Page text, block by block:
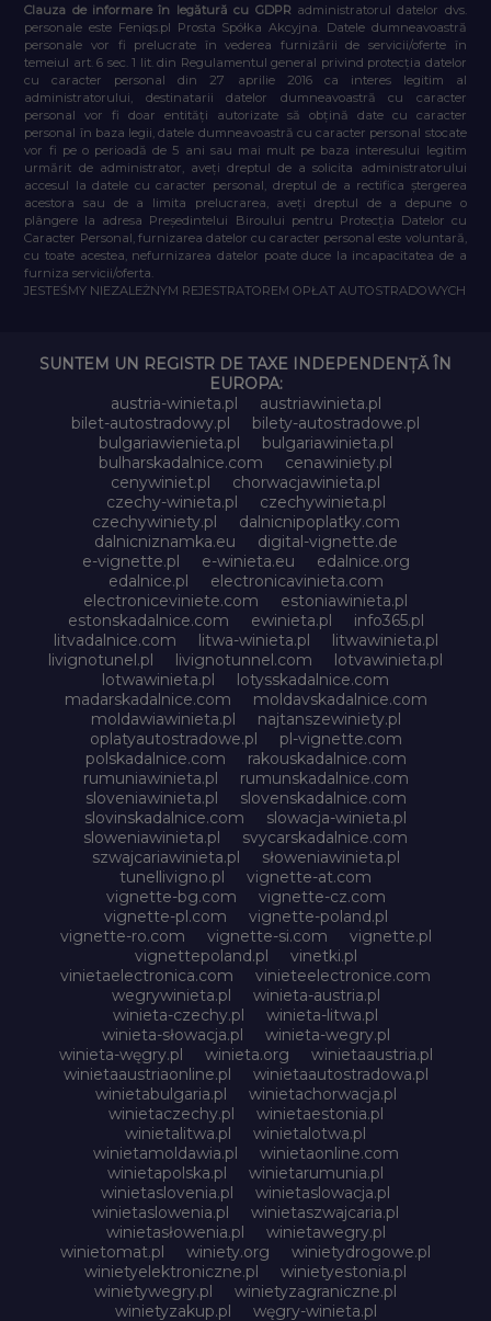
Clauza de informare în legătură cu GDPR administratorul datelor dvs.
personale este Feniqs.pl Prosta Spółka Akcyjna. Datele dumneavoastră
personale vor fi prelucrate în vederea furnizării de servicii/oferte în
temeiul art. 6 sec. 1 lit. din Regulamentul general privind protecția datelor
cu caracter personal din 27 aprilie 2016 ca interes legitim al
administratorului, destinatarii datelor dumneavoastră cu caracter
personal vor fi doar entități autorizate să obțină date cu caracter
personal în baza legii, datele dumneavoastră cu caracter personal stocate
vor fi pe o perioadă de 5 ani sau mai mult pe baza interesului legitim
urmărit de administrator, aveți dreptul de a solicita administratorului
accesul la datele cu caracter personal, dreptul de a rectifica ștergerea
acestora sau de a limita prelucrarea, aveți dreptul de a depune o
plângere la adresa Președintelui Biroului pentru Protecția Datelor cu
Caracter Personal, furnizarea datelor cu caracter personal este voluntară,
cu toate acestea, nefurnizarea datelor poate duce la incapacitatea de a
furniza servicii/oferta.
JESTEŚMY NIEZALEŻNYM REJESTRATOREM OPŁAT AUTOSTRADOWYCH
SUNTEM UN REGISTR DE TAXE INDEPENDENȚĂ ÎN
EUROPA:
austria-winieta.pl
austriawinieta.pl
bilet-autostradowy.pl
bilety-autostradowe.pl
bulgariawienieta.pl
bulgariawinieta.pl
bulharskadalnice.com
cenawiniety.pl
cenywiniet.pl
chorwacjawinieta.pl
czechy-winieta.pl
czechywinieta.pl
czechywiniety.pl
dalnicnipoplatky.com
dalnicniznamka.eu
digital-vignette.de
e-vignette.pl
e-winieta.eu
edalnice.org
edalnice.pl
electronicavinieta.com
electroniceviniete.com
estoniawinieta.pl
estonskadalnice.com
ewinieta.pl
info365.pl
litvadalnice.com
litwa-winieta.pl
litwawinieta.pl
livignotunel.pl
livignotunnel.com
lotvawinieta.pl
lotwawinieta.pl
lotysskadalnice.com
madarskadalnice.com
moldavskadalnice.com
moldawiawinieta.pl
najtanszewiniety.pl
oplatyautostradowe.pl
pl-vignette.com
polskadalnice.com
rakouskadalnice.com
rumuniawinieta.pl
rumunskadalnice.com
sloveniawinieta.pl
slovenskadalnice.com
slovinskadalnice.com
slowacja-winieta.pl
sloweniawinieta.pl
svycarskadalnice.com
szwajcariawinieta.pl
słoweniawinieta.pl
tunellivigno.pl
vignette-at.com
vignette-bg.com
vignette-cz.com
vignette-pl.com
vignette-poland.pl
vignette-ro.com
vignette-si.com
vignette.pl
vignettepoland.pl
vinetki.pl
vinietaelectronica.com
vinieteelectronice.com
wegrywinieta.pl
winieta-austria.pl
winieta-czechy.pl
winieta-litwa.pl
winieta-słowacja.pl
winieta-wegry.pl
winieta-węgry.pl
winieta.org
winietaaustria.pl
winietaaustriaonline.pl
winietaautostradowa.pl
winietabulgaria.pl
winietachorwacja.pl
winietaczechy.pl
winietaestonia.pl
winietalitwa.pl
winietalotwa.pl
winietamoldawia.pl
winietaonline.com
winietapolska.pl
winietarumunia.pl
winietaslovenia.pl
winietaslowacja.pl
winietaslowenia.pl
winietaszwajcaria.pl
winietasłowenia.pl
winietawegry.pl
winietomat.pl
winiety.org
winietydrogowe.pl
winietyelektroniczne.pl
winietyestonia.pl
winietywegry.pl
winietyzagraniczne.pl
winietyzakup.pl
węgry-winieta.pl